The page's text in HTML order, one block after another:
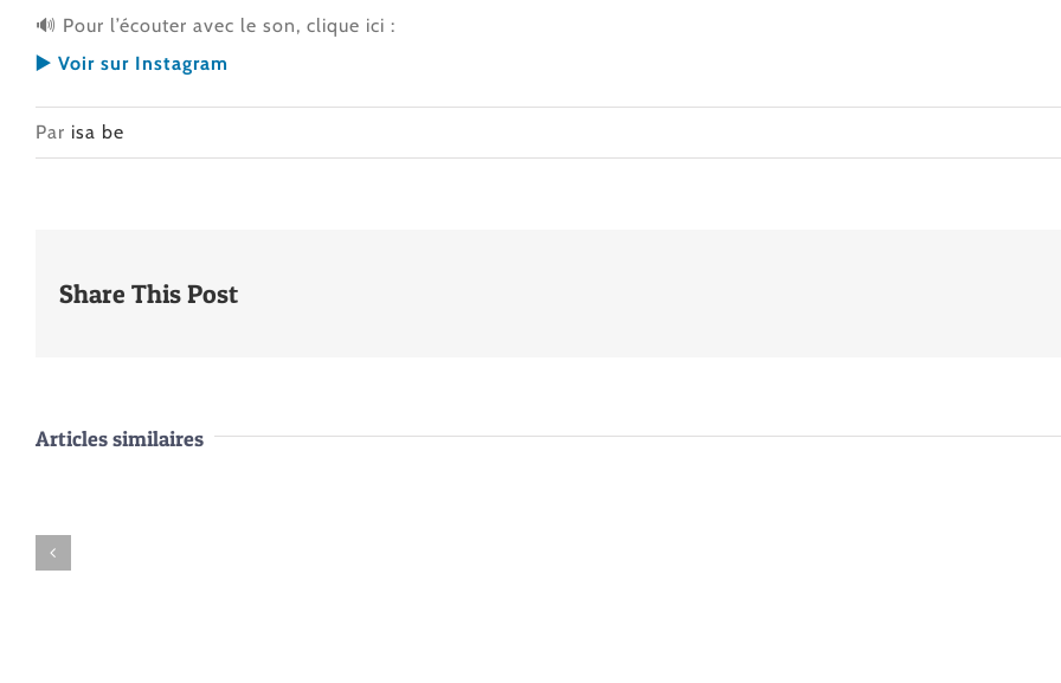
🔊 Pour l’écouter avec le son, clique ici :
▶️ Voir sur Instagram
Par isa be
Share This Post
Articles similaires